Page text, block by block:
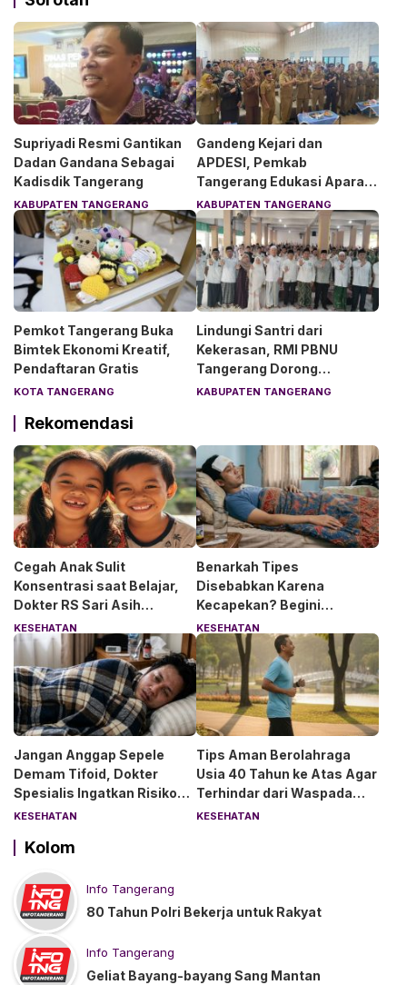
Supriyadi Resmi Gantikan
Dadan Gandana Sebagai
Kadisdik Tangerang
KABUPATEN TANGERANG
Gandeng Kejari dan
APDESI, Pemkab
Tangerang Edukasi Aparat
Desa Soal Hukum
KABUPATEN TANGERANG
Pemkot Tangerang Buka
Bimtek Ekonomi Kreatif,
Pendaftaran Gratis
KOTA TANGERANG
Lindungi Santri dari
Kekerasan, RMI PBNU
Tangerang Dorong
Lingkungan Pesantren
KABUPATEN TANGERANG
Rekomendasi
Cegah Anak Sulit
Konsentrasi saat Belajar,
Dokter RS Sari Asih
Anjurkan 6 Asupan Ini
KESEHATAN
Benarkah Tipes
Disebabkan Karena
Kecapekan? Begini
Penjelasan Dokter RS Sari
Asih Bintaro
KESEHATAN
Jangan Anggap Sepele
Demam Tifoid, Dokter
Spesialis Ingatkan Risiko
Kebocoran Usus
KESEHATAN
Tips Aman Berolahraga
Usia 40 Tahun ke Atas Agar
Terhindar dari Waspada
“Angin Duduk”
KESEHATAN
Kolom
Info Tangerang
80 Tahun Polri Bekerja untuk Rakyat
Info Tangerang
Geliat Bayang-bayang Sang Mantan